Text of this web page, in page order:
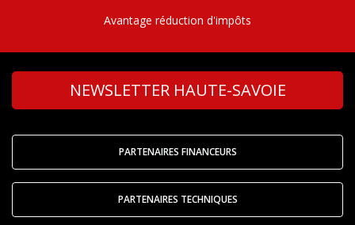
Avantage réduction d'impôts
NEWSLETTER HAUTE-SAVOIE
PARTENAIRES FINANCEURS
PARTENAIRES TECHNIQUES